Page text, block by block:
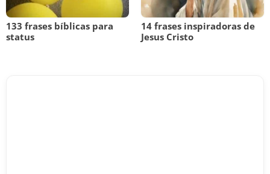
133 frases bíblicas para
status
14 frases inspiradoras de
Jesus Cristo